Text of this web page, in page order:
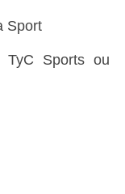
Sport
TyC Sports ou